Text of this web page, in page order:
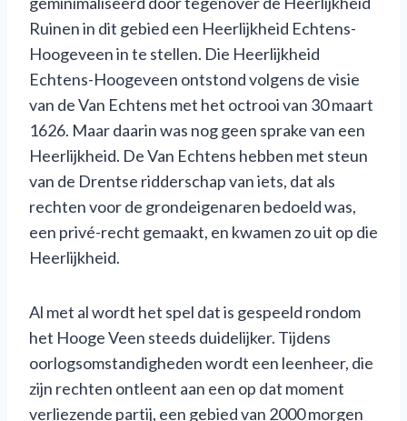
Ruinen in dit gebied een Heerlijkheid Echtens-
Hoogeveen in te stellen. Die Heerlijkheid
Echtens-Hoogeveen ontstond volgens de visie
van de Van Echtens met het octrooi van 30 maart
1626. Maar daarin was nog geen sprake van een
Heerlijkheid. De Van Echtens hebben met steun
van de Drentse ridderschap van iets, dat als
rechten voor de grondeigenaren bedoeld was,
een privé-recht gemaakt, en kwamen zo uit op die
Heerlijkheid.
Al met al wordt het spel dat is gespeeld rondom
het Hooge Veen steeds duidelijker. Tijdens
oorlogsomstandigheden wordt een leenheer, die
zijn rechten ontleent aan een op dat moment
verliezende partij, een gebied van 2000 morgen